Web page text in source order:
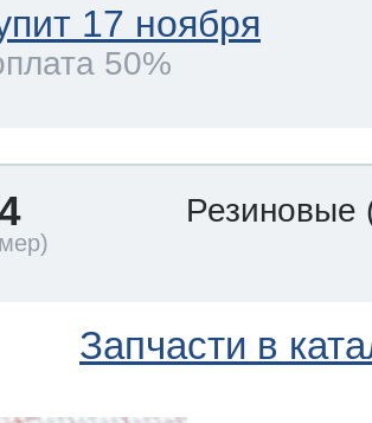
17 ноября
50%
Резиновые
Запчасти в